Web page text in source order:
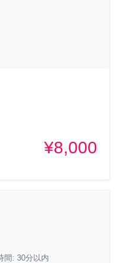
¥8,000
間: 30分以内